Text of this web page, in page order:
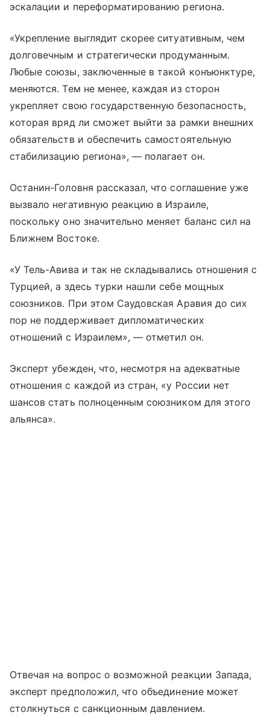
эскалации и переформатированию региона.
«Укрепление выглядит скорее ситуативным, чем
долговечным и стратегически продуманным.
Любые союзы, заключенные в такой конъюнктуре,
меняются. Тем не менее, каждая из сторон
укрепляет свою государственную безопасность,
которая вряд ли сможет выйти за рамки внешних
обязательств и обеспечить самостоятельную
стабилизацию региона», — полагает он.
Останин-Головня рассказал, что соглашение уже
вызвало негативную реакцию в Израиле,
поскольку оно значительно меняет баланс сил на
Ближнем Востоке.
«У Тель-Авива и так не складывались отношения с
Турцией, а здесь турки нашли себе мощных
союзников. При этом Саудовская Аравия до сих
пор не поддерживает дипломатических
отношений с Израилем», — отметил он.
Эксперт убежден, что, несмотря на адекватные
отношения с каждой из стран, «у России нет
шансов стать полноценным союзником для этого
альянса».
Отвечая на вопрос о возможной реакции Запада,
эксперт предположил, что объединение может
столкнуться с санкционным давлением.